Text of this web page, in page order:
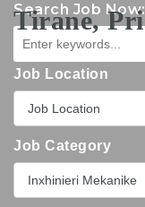
Search Job Now:
Job Location
Job Location
Job Category
Inxhinieri Mekanike